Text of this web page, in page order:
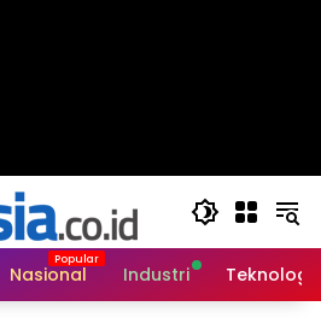
Nasional Industri Teknologi